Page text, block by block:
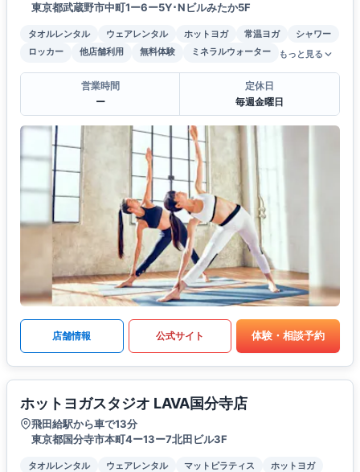
東京都武蔵野市中町1ー6ー5Y･Nビルみたか5F
タオルレンタル ウェアレンタル ホットヨガ 常温ヨガ
シャワー
ロッカー
他店舗利用 無料体験 ミネラルウォーター もっと見る
営業時間
ー
定休日
毎週金曜日
店舗情報 公式サイト 体験・相談予約
ホットヨガスタジオ LAVA国分寺店
飛田給駅から車で13分
東京都国分寺市本町4ー13ー7北田ビル3F
タオルレンタル ウェアレンタル マットピラティス
ホットヨガ